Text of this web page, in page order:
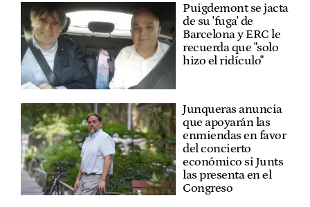
Puigdemont se jacta
de su 'fuga' de
Barcelona y ERC le
recuerda que "solo
hizo el ridículo"
Junqueras anuncia
que apoyarán las
enmiendas en favor
del concierto
económico si Junts
las presenta en el
Congreso